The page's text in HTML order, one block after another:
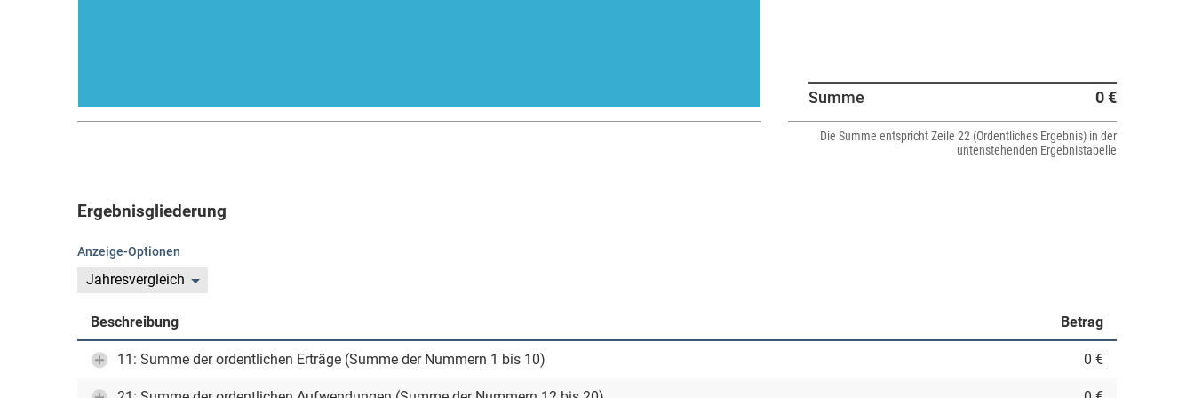
Summe 0 €
Die Summe entspricht Zeile 22 (Ordentliches Ergebnis) in der
untenstehenden Ergebnistabelle
Ergebnisgliederung
Anzeige-Optionen
Jahresvergleich
Beschreibung Betrag
11: Summe der ordentlichen Erträge (Summe der Nummern 1 bis 10) 0 €